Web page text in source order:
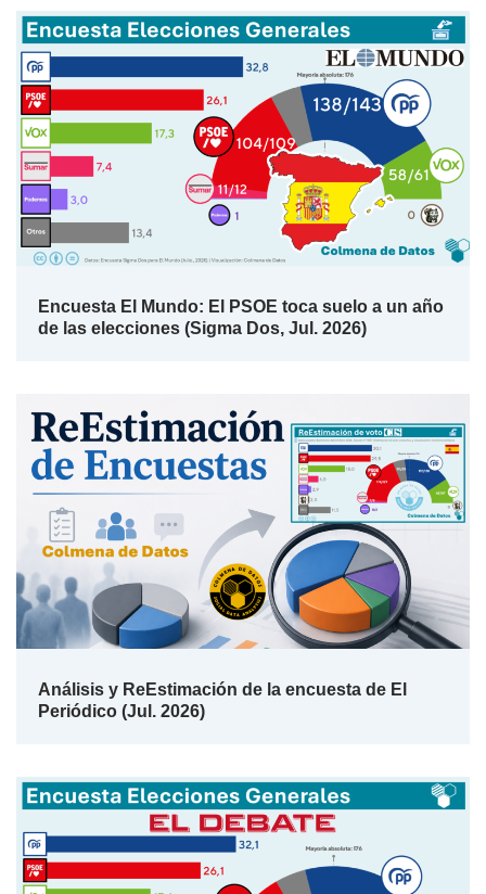
Encuesta El Mundo: El PSOE toca suelo a un año
de las elecciones (Sigma Dos, Jul. 2026)
Análisis y ReEstimación de la encuesta de El
Periódico (Jul. 2026)